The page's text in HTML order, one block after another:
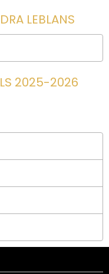
LEBLANS
2025-2026